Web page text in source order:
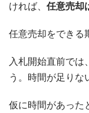
ければ、 任意売却
任意売却をできる
入札開始直前では
う。時間が足りな
仮に時間があった